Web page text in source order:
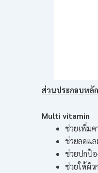
ส่วนประกอบหลัก
Multi vitamin
ช่วยเพิ่ม
ช่วยลดแล
ช่วยปกป้อ
ช่วยให้ผิ